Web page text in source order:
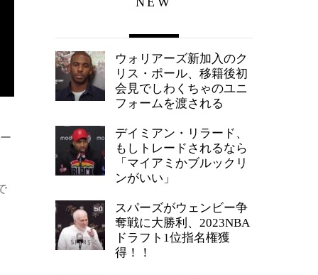
ウォリアーズ新加入のク
リス・ポール、移籍後初
会見でしわくちゃのユニ
フォームを渡される
デイミアン・リラード、
もしトレードされるなら
「マイアミかブルックリ
ンがいい」
スパーズがウェンビー争
奪戦に大勝利、2023NBA
ドラフト1位指名権獲
得！！